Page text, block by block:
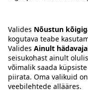
Keel:ETENRU